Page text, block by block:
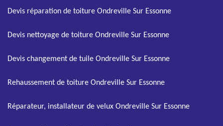
Devis réparation de toiture Ondreville Sur Essonne
Devis nettoyage de toiture Ondreville Sur Essonne
Devis changement de tuile Ondreville Sur Essonne
Rehaussement de toiture Ondreville Sur Essonne
Réparateur, installateur de velux Ondreville Sur Essonne